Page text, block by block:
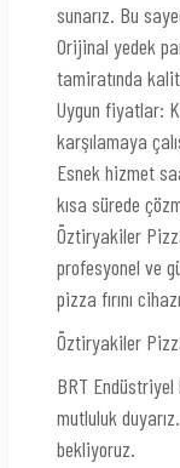
sunarız. Bu
Orijinal yedek
tamiratında
Uygun fiyatlar:
karşılamaya
Esnek hizmet
kısa sürede
Öztiryakiler
profesyonel ve
pizza fırını
Öztiryakiler
BRT Endüstriyel
mutluluk
bekliyoruz.